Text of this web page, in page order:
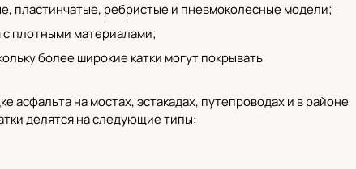
пластинчатые, ребристые и пневмоколесные модели;
с плотными материалами;
более широкие катки могут покрывать
асфальта на мостах, эстакадах, путепроводах и в районе
делятся на следующие типы: